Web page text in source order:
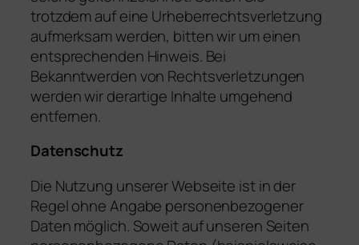
trotzdem auf eine Urheberrechtsverletzung
aufmerksam werden, bitten wir um einen
entsprechenden Hinweis. Bei
Bekanntwerden von Rechtsverletzungen
werden wir derartige Inhalte umgehend
entfernen.
Datenschutz
Die Nutzung unserer Webseite ist in der
Regel ohne Angabe personenbezogener
Daten möglich. Soweit auf unseren Seiten